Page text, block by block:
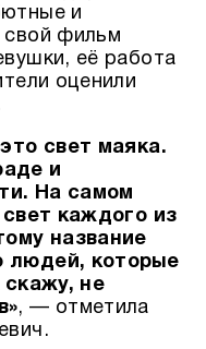
и
свой фильм
её работа
оценили
свет маяка.
и
На самом
каждого из
название
людей, которые
скажу, не
, — отметила